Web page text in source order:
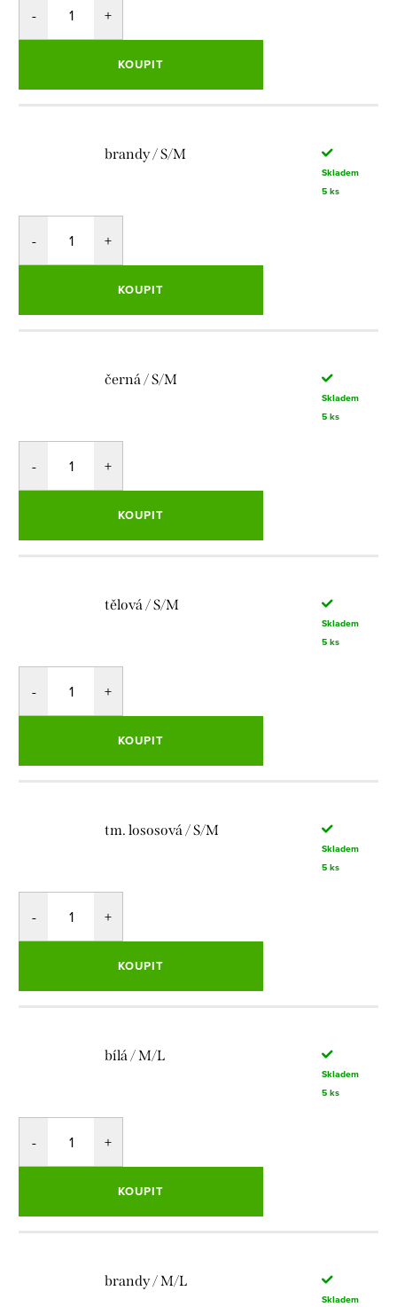
KOUPIT
brandy / S/M
Skladem
5 ks
KOUPIT
černá / S/M
Skladem
5 ks
KOUPIT
tělová / S/M
Skladem
5 ks
KOUPIT
tm. lososová / S/M
Skladem
5 ks
KOUPIT
bílá / M/L
Skladem
5 ks
KOUPIT
brandy / M/L
Skladem